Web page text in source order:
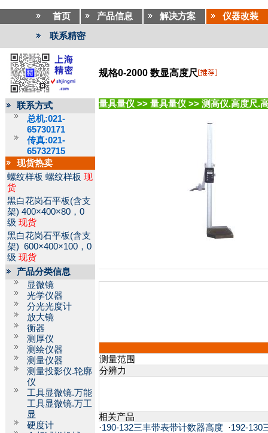
首页 产品信息 解决方案 仪器改装
联系精密
规格0-2000 数显高度尺
联系方式
总机:021-
65730171
传真:021-
65732715
现货热卖
螺纹样板 螺纹样板 现
货
黑白花岗石平板(含支
架) 400×400×80，0
级 现货
黑白花岗石平板(含支
架) 600×400×100，0
级 现货
产品分类信息
显微镜
光学仪器
分光光度计
放大镜
衡器
测厚仪
测绘仪器
测量仪器
测量投影仪.轮廓
仪
工具显微镜.万能
工具显微镜.万工
显
硬度计
量具量仪 >> 量具量仪 >> 测高仪.高度尺.
测量范围
分辨力
相关产品
·190-132三丰带表带计数器高度 ·192-130